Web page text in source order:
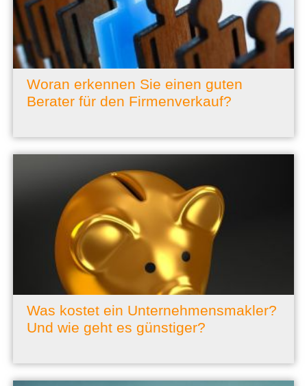
Woran erkennen Sie einen guten
Berater für den Firmenverkauf?
Was kostet ein Unternehmensmakler?
Und wie geht es günstiger?